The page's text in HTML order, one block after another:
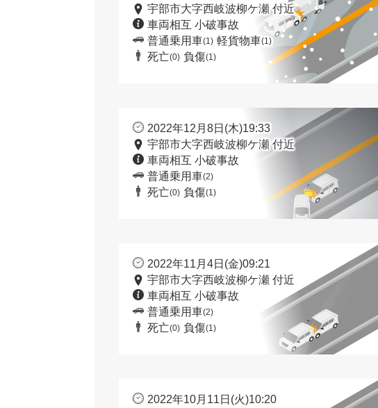
宇部市大字西岐波柳ケ瀬 付近
車両相互 小破事故
普通乗用車(1) 軽貨物車(1)
死亡(0) 負傷(1)
2022年12月8日(木)19:33
宇部市大字西岐波柳ケ瀬 付近
車両相互 小破事故
普通乗用車(2)
死亡(0) 負傷(1)
2022年11月4日(金)09:21
宇部市大字西岐波柳ケ瀬 付近
車両相互 小破事故
普通乗用車(2)
死亡(0) 負傷(1)
2022年10月11日(火)10:20